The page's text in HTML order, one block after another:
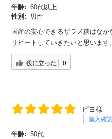
年齢: 60代以上
性別:
男性
国産の安心できるザラメ糖はな
リピートしていきたいと思います。
役に立った 0
ピヨ様
購入確
年齢: 50代